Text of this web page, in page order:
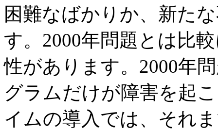
困難なばかりか、新た
す。2000年問題とは比
性があります。2000年
グラムだけが障害を起
イムの導入では、それ